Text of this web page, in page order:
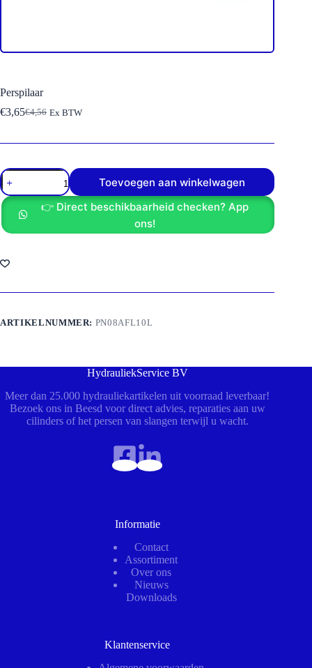
Perspilaar
€4,56
Oorspronkelijke
was:
€3,65Huidige
is:
Ex BTW
Perspilaar
aantal
Toevoegen aan winkelwagen
👉 Direct beschikbaarheid checken? App
ons!
ARTIKELNUMMER: PN08AFL10L
HydrauliekService BV
Meer dan 25.000 hydrauliekartikelen uit voorraad leverbaar!
Bezoek ons in Beesd voor direct advies, reparaties aan uw
cilinders of het persen van slangen terwijl u wacht.
Informatie
Contact
Assortiment
Over ons
Nieuws
Downloads
Klantenservice